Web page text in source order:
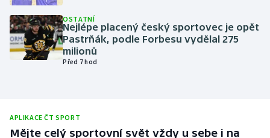
Olympijské hry
Parasport
Plavání
Ragby
OSTATNÍ
Nejlépe placený český sportovec je opět
Pastrňák, podle Forbesu vydělal 275
milionů
Před 7 hod
APLIKACE ČT SPORT
Mějte celý sportovní svět vždy u sebe i na